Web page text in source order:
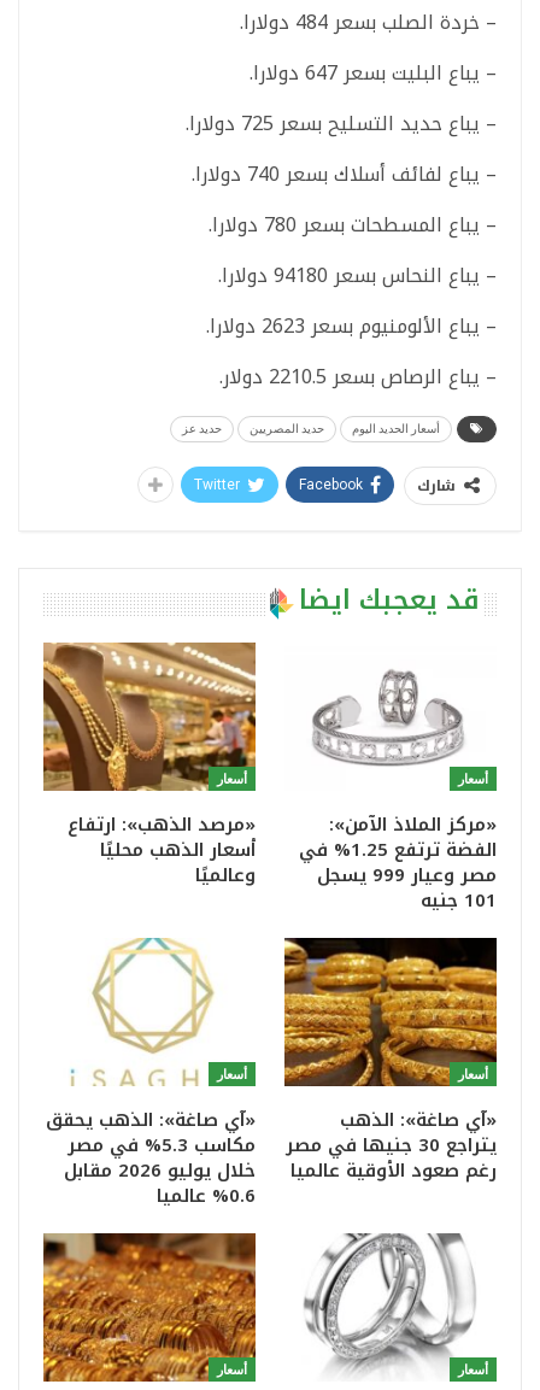
– خردة الصلب بسعر 484 دولارا.
– يباع البليت بسعر 647 دولارا.
– يباع حديد التسليح بسعر 725 دولارا.
– يباع لفائف أسلاك بسعر 740 دولارا.
– يباع المسطحات بسعر 780 دولارا.
– يباع النحاس بسعر 94180 دولارا.
– يباع الألومنيوم بسعر 2623 دولارا.
– يباع الرصاص بسعر 2210.5 دولار.
أسعار الحديد اليوم حديد المصريين حديد عز
شارك Facebook
Twitter
قد يعجبك ايضا
أسعار
«مركز الملاذ الآمن»:
الفضة ترتفع 1.25% في
مصر وعيار 999 يسجل
101 جنيه
أسعار
«مرصد الذهب»: ارتفاع
أسعار الذهب محليًا
وعالميًا
أسعار
«آي صاغة»: الذهب
يتراجع 30 جنيها في مصر
رغم صعود الأوقية عالميا
أسعار
«آي صاغة»: الذهب يحقق
مكاسب 5.3% في مصر
خلال يوليو 2026 مقابل
0.6% عالميا
أسعار أسعار